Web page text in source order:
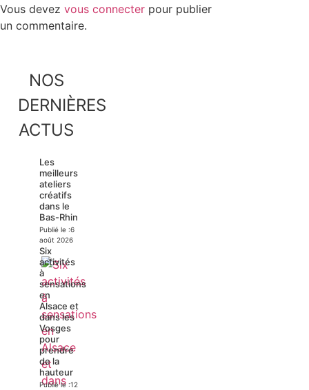
Vous devez vous connecter pour publier
un commentaire.
NOS
DERNIÈRES
ACTUS
Les
meilleurs
ateliers
créatifs
dans le
Bas-Rhin
Publié le :6
août 2026
Six
activités
à
sensations
en
Alsace et
dans les
Vosges
pour
prendre
de la
hauteur
Publié le :12